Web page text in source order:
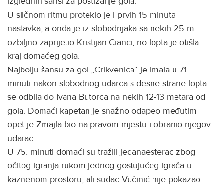
U sličnom ritmu proteklo je i prvih 15 minuta
nastavka, a onda je iz slobodnjaka sa nekih 25 m
ozbiljno zaprijetio Kristijan Cianci, no lopta je otišla
kraj domaćeg gola.
Najbolju šansu za gol „Crikvenica“ je imala u 71.
minuti nakon slobodnog udarca s desne strane lopta
se odbila do Ivana Butorca na nekih 12-13 metara od
gola. Domaći kapetan je snažno odapeo međutim
opet je Zmajla bio na pravom mjestu i obranio njegov
udarac.
U 75. minuti domaći su tražili jedanaesterac zbog
očitog igranja rukom jednog gostujućeg igrača u
kaznenom prostoru, ali sudac Vučinić nije pokazao